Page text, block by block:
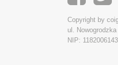
Copyright by
ul.
NIP: